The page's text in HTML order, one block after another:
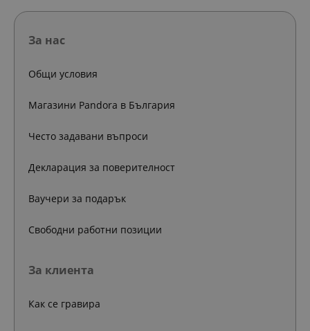
За нас
Общи условия
Магазини Pandora в България
Често задавани въпроси
Декларация за поверителност
Ваучери за подарък
Свободни работни позиции
За клиента
Как се гравира